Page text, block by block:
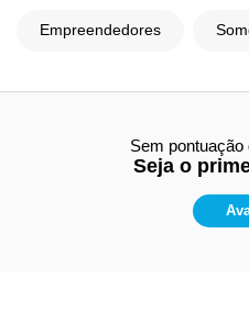
Empreendedores
Sem
Seja o